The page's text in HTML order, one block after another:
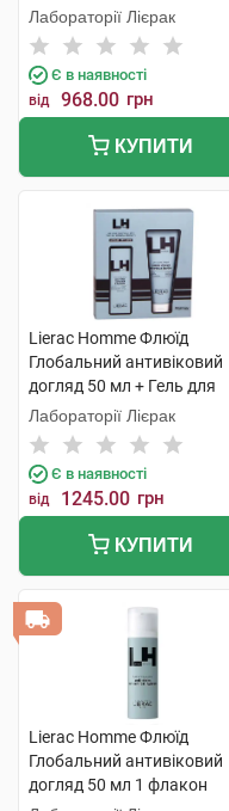
Лабораторії Лієрак
Є в наявності
від 968.00 грн
КУПИТИ
Lierac Homme Флюїд
Глобальний антивіковий
догляд 50 мл + Гель для
душу 200 мл 1 набір
Лабораторії Лієрак
Є в наявності
від 1245.00 грн
КУПИТИ
Lierac Homme Флюїд
Глобальний антивіковий
догляд 50 мл 1 флакон